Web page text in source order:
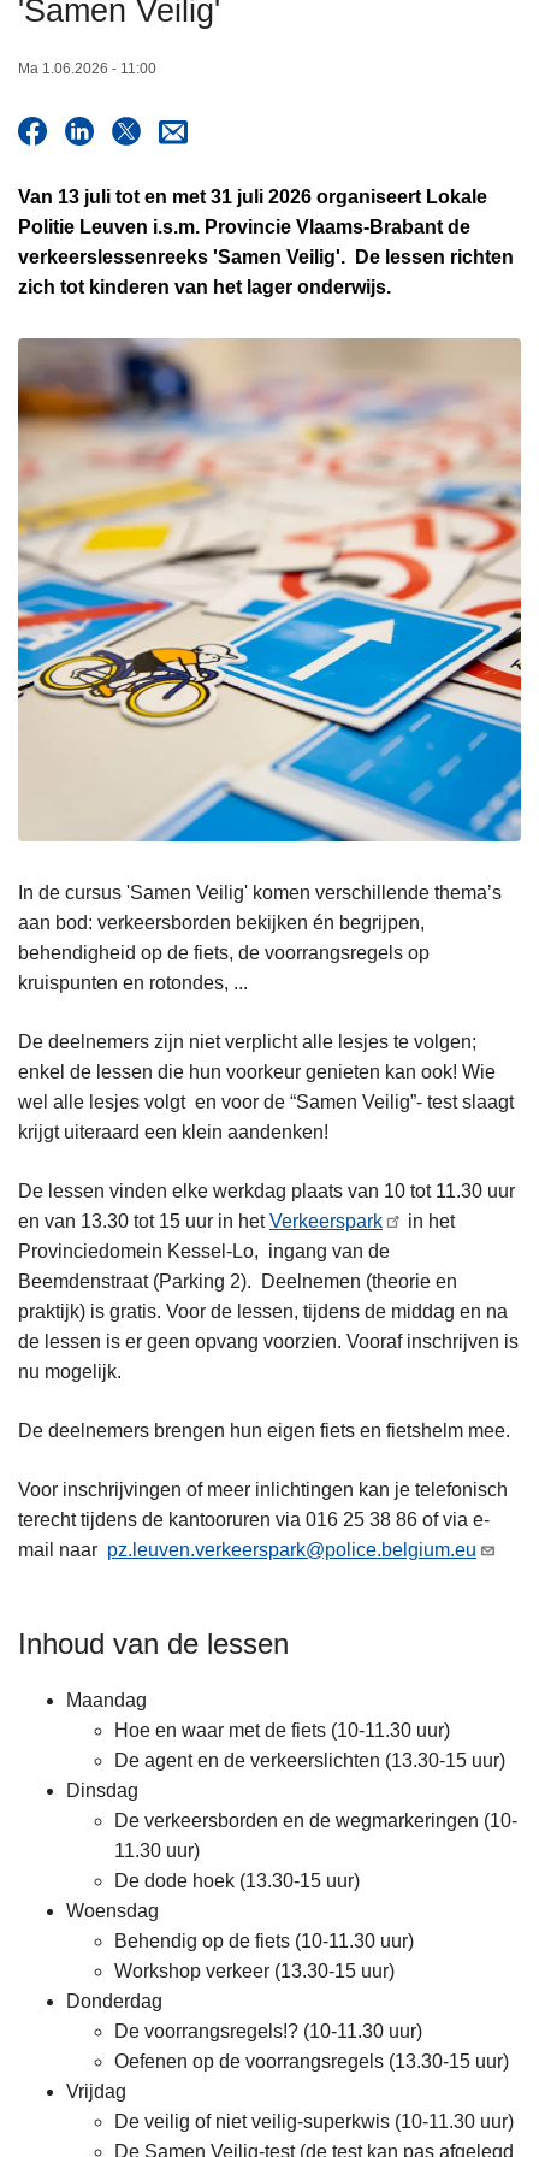
'Samen Veilig'
Ma 1.06.2026 - 11:00
Van 13 juli tot en met 31 juli 2026 organiseert Lokale
Politie Leuven i.s.m. Provincie Vlaams-Brabant de
verkeerslessenreeks 'Samen Veilig'. De lessen richten
zich tot kinderen van het lager onderwijs.
In de cursus 'Samen Veilig' komen verschillende thema’s
aan bod: verkeersborden bekijken én begrijpen,
behendigheid op de fiets, de voorrangsregels op
kruispunten en rotondes, ...
De deelnemers zijn niet verplicht alle lesjes te volgen;
enkel de lessen die hun voorkeur genieten kan ook! Wie
wel alle lesjes volgt en voor de “Samen Veilig”- test slaagt
krijgt uiteraard een klein aandenken!
De lessen vinden elke werkdag plaats van 10 tot 11.30 uur
en van 13.30 tot 15 uur in hetVerkeerspark
in het
Provinciedomein Kessel-Lo, ingang van de
Beemdenstraat (Parking 2). Deelnemen (theorie en
praktijk) is gratis. Voor de lessen, tijdens de middag en na
de lessen is er geen opvang voorzien. Vooraf inschrijven is
nu mogelijk.
De deelnemers brengen hun eigen fiets en fietshelm mee.
Voor inschrijvingen of meer inlichtingen kan je telefonisch
terecht tijdens de kantooruren via 016 25 38 86 of via e-
mail naar pz.leuven.verkeerspark@police.belgium.eu
Inhoud van de lessen
Maandag
Hoe en waar met de fiets (10-11.30 uur)
De agent en de verkeerslichten (13.30-15 uur)
Dinsdag
De verkeersborden en de wegmarkeringen (10-
11.30 uur)
De dode hoek (13.30-15 uur)
Woensdag
Behendig op de fiets (10-11.30 uur)
Workshop verkeer (13.30-15 uur)
Donderdag
De voorrangsregels!? (10-11.30 uur)
Oefenen op de voorrangsregels (13.30-15 uur)
Vrijdag
De veilig of niet veilig-superkwis (10-11.30 uur)
De Samen Veilig-test (de test kan pas afgelegd